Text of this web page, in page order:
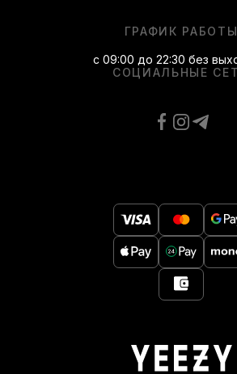
СОЦИАЛЬНЫЕ
ГРАФИК РАБОТЫ
с 09:00 до 22:30 без